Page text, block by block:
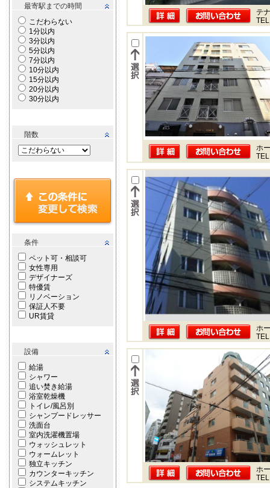
最寄駅までの時間
こだわらない
1分以内
3分以内
5分以内
7分以内
10分以内
15分以内
20分以内
30分以内
階数
条件
ペット可・相談可
女性専用
デザイナーズ
特優賃
リノベーション
保証人不要
UR賃貸
設備
給湯
シャワー
追い焚き給湯
浴室乾燥機
トイレ/風呂別
シャンプードレッサー
洗面台
室内洗濯機置場
ウォッシュレット
ウォームレット
独立キッチン
カウンターキッチン
システムキッチン
テ
ホ
ホ
ホ